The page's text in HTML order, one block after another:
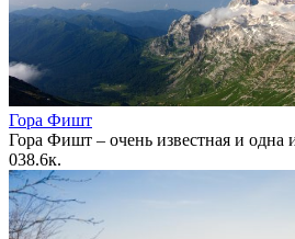
Гора Фишт
Гора Фишт – очень известная и одна
038.6к.